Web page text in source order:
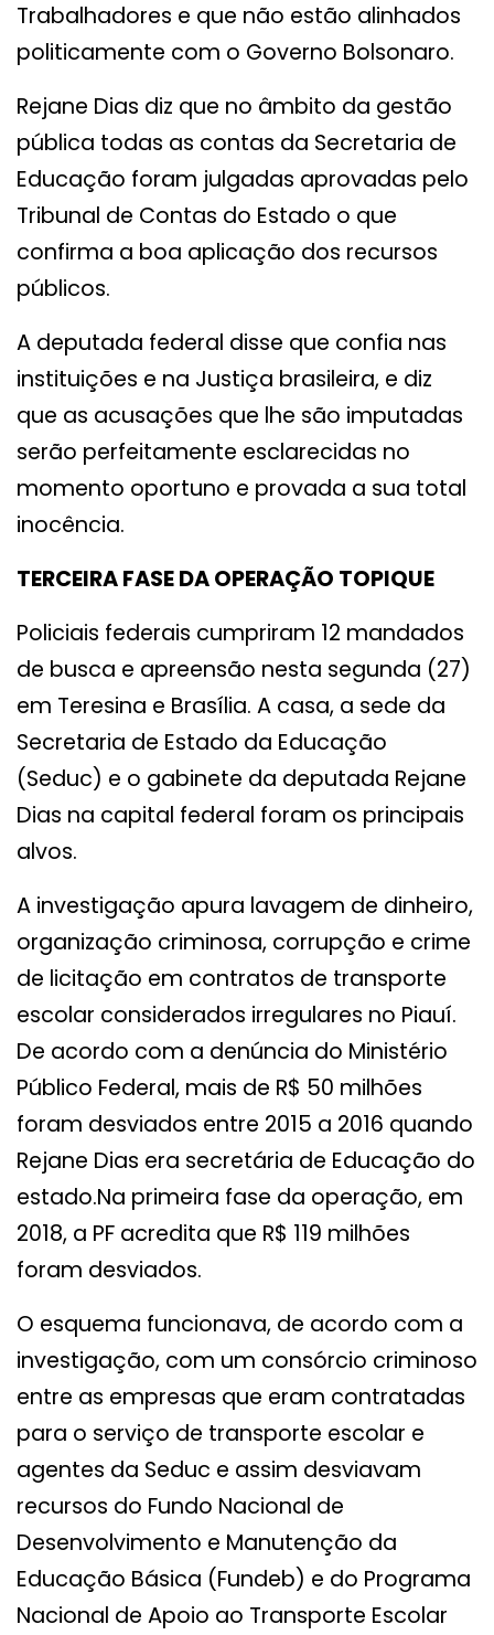
Trabalhadores e que não estão alinhados
politicamente com o Governo Bolsonaro.
Rejane Dias diz que no âmbito da gestão
pública todas as contas da Secretaria de
Educação foram julgadas aprovadas pelo
Tribunal de Contas do Estado o que
confirma a boa aplicação dos recursos
públicos.
A deputada federal disse que confia nas
instituições e na Justiça brasileira, e diz
que as acusações que lhe são imputadas
serão perfeitamente esclarecidas no
momento oportuno e provada a sua total
inocência.
TERCEIRA FASE DA OPERAÇÃO TOPIQUE
Policiais federais cumpriram 12 mandados
de busca e apreensão nesta segunda (27)
em Teresina e Brasília. A casa, a sede da
Secretaria de Estado da Educação
(Seduc) e o gabinete da deputada Rejane
Dias na capital federal foram os principais
alvos.
A investigação apura lavagem de dinheiro,
organização criminosa, corrupção e crime
de licitação em contratos de transporte
escolar considerados irregulares no Piauí.
De acordo com a denúncia do Ministério
Público Federal, mais de R$ 50 milhões
foram desviados entre 2015 a 2016 quando
Rejane Dias era secretária de Educação do
estado.Na primeira fase da operação, em
2018, a PF acredita que R$ 119 milhões
foram desviados.
O esquema funcionava, de acordo com a
investigação, com um consórcio criminoso
entre as empresas que eram contratadas
para o serviço de transporte escolar e
agentes da Seduc e assim desviavam
recursos do Fundo Nacional de
Desenvolvimento e Manutenção da
Educação Básica (Fundeb) e do Programa
Nacional de Apoio ao Transporte Escolar